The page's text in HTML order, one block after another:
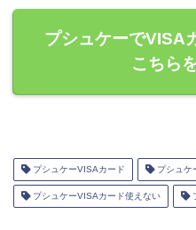
プシュケーでVISA
こちら
プシュケーVISAカード プシュケ
プシュケーVISAカード使えない